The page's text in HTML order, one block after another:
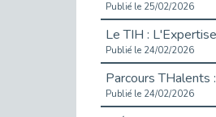
Publié le 25/02/2026
Publié le 24/02/2026
Publié le 24/02/2026